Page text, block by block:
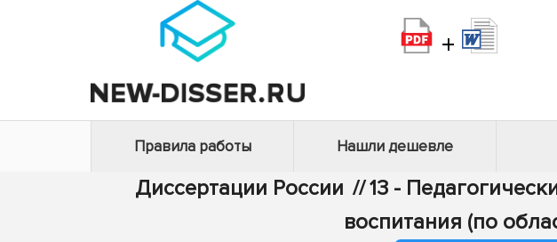
+
Правила работы Нашли дешевле
Диссертации России //13 -
воспитания (по